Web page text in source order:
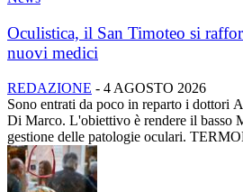
Oculistica, il San Timoteo si
nuovi medici
REDAZIONE - 4 AGOSTO 2026
Sono entrati da poco in reparto i dottori
Di Marco. L'obiettivo è rendere il basso
gestione delle patologie oculari.